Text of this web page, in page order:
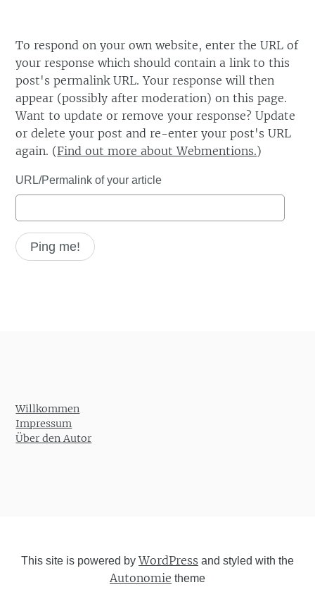
To respond on your own website, enter the URL of
your response which should contain a link to this
post's permalink URL. Your response will then
appear (possibly after moderation) on this page.
Want to update or remove your response? Update
or delete your post and re-enter your post's URL
again. (Find out more about Webmentions.)
URL/Permalink of your article
Willkommen
Impressum
Über den Autor
This site is powered byWordPress and styled with the
Autonomie theme